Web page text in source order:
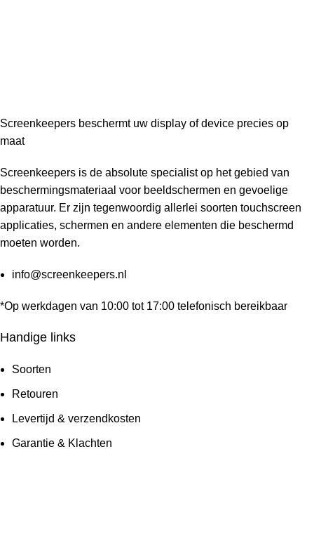
Screenkeepers beschermt uw display of device precies op
maat
Screenkeepers is de absolute specialist op het gebied van
beschermingsmateriaal voor beeldschermen en gevoelige
apparatuur. Er zijn tegenwoordig allerlei soorten touchscreen
applicaties, schermen en andere elementen die beschermd
moeten worden.
info@screenkeepers.nl
*Op werkdagen van 10:00 tot 17:00 telefonisch bereikbaar
Handige links
Soorten
Retouren
Levertijd & verzendkosten
Garantie & Klachten